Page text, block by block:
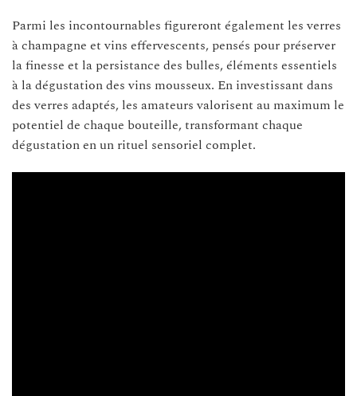
Parmi les incontournables figureront également les verres
à champagne et vins effervescents, pensés pour préserver
la finesse et la persistance des bulles, éléments essentiels
à la dégustation des vins mousseux. En investissant dans
des verres adaptés, les amateurs valorisent au maximum le
potentiel de chaque bouteille, transformant chaque
dégustation en un rituel sensoriel complet.